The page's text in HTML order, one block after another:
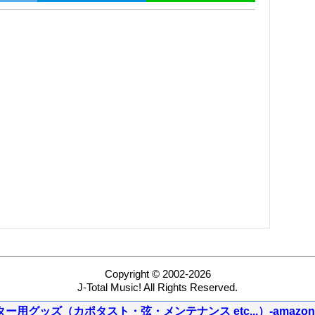
Copyright © 2002-2026
J-Total Music! All Rights Reserved.
ー用グッズ（カポタスト・弦・メンテナンス etc...）-